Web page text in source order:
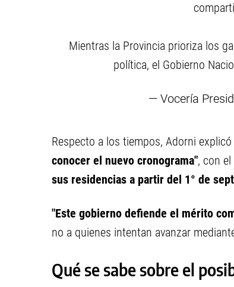
Mientras la Provincia prioriza los
política, el Gobierno
— Vocería
Respecto a los tiempos, Adorni explicó
conocer el nuevo cronograma", con
sus residencias a partir del 1° de
"Este gobierno defiende el mérito
no a quienes intentan avanzar
Qué se sabe sobre el